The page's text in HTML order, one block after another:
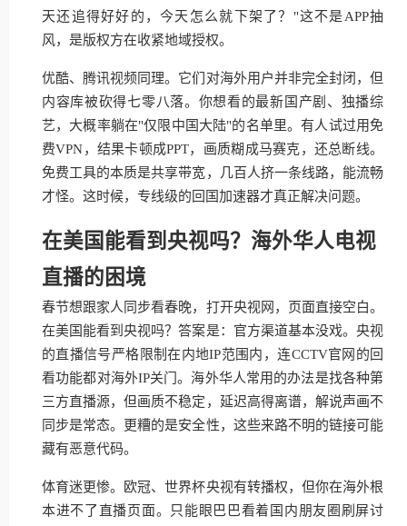
天还追得好好的，今天怎么就下架了？"这不是APP抽
风，是版权方在收紧地域授权。
优酷、腾讯视频同理。它们对海外用户并非完全封闭，但
内容库被砍得七零八落。你想看的最新国产剧、独播综
艺，大概率躺在"仅限中国大陆"的名单里。有人试过用免
费VPN，结果卡顿成PPT，画质糊成马赛克，还总断线。
免费工具的本质是共享带宽，几百人挤一条线路，能流畅
才怪。这时候，专线级的回国加速器才真正解决问题。
在美国能看到央视吗？海外华人电视
直播的困境
春节想跟家人同步看春晚，打开央视网，页面直接空白。
在美国能看到央视吗？答案是：官方渠道基本没戏。央视
的直播信号严格限制在内地IP范围内，连CCTV官网的回
看功能都对海外IP关门。海外华人常用的办法是找各种第
三方直播源，但画质不稳定，延迟高得离谱，解说声画不
同步是常态。更糟的是安全性，这些来路不明的链接可能
藏有恶意代码。
体育迷更惨。欧冠、世界杯央视有转播权，但你在海外根
本进不了直播页面。只能眼巴巴看着国内朋友圈刷屏讨